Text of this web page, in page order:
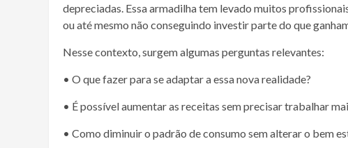
depreciadas. Essa armadilha tem levado muitos
ou até mesmo não conseguindo investir parte do que
Nesse contexto, surgem algumas perguntas relevantes:
• O que fazer para se adaptar a essa nova realidade?
• É possível aumentar as receitas sem precisar trabalhar
• Como diminuir o padrão de consumo sem alterar o bem